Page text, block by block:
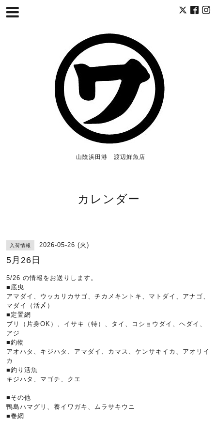
山陰浜田港 渡辺鮮魚店
カレンダー
入荷情報 2026-05-26 (火)
5月26日
5/26 の情報をお送りします。
■底曳
アマダイ、ウッカリカサゴ、チカメキントキ、マトダイ、アナゴ、
マダイ（活〆）
■定置網
ブリ（片身OK）、イサキ（特）、タイ、コショウダイ、ヘダイ、
アジ
■釣物
アオハタ、キジハタ、アマダイ、カマス、ケンサキイカ、アオリイ
カ
■釣り活魚
キジハタ、マゴチ、クエ
■その他
鴨島ハマグリ、養イワガキ、ムラサキウニ
■巻網